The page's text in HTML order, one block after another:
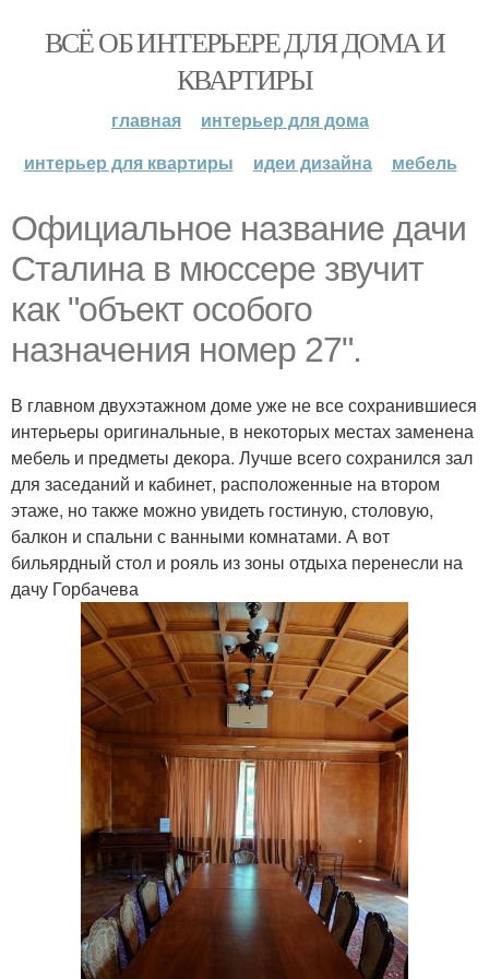
ВСЁ ОБ ИНТЕРЬЕРЕ ДЛЯ ДОМА И
КВАРТИРЫ
главная
интерьер для дома
интерьер для квартиры
идеи дизайна мебель
Официальное название дачи
Сталина в мюссере звучит
как "объект особого
назначения номер 27".
В главном двухэтажном доме уже не все сохранившиеся
интерьеры оригинальные, в некоторых местах заменена
мебель и предметы декора. Лучше всего сохранился зал
для заседаний и кабинет, расположенные на втором
этаже, но также можно увидеть гостиную, столовую,
балкон и спальни с ванными комнатами. А вот
бильярдный стол и рояль из зоны отдыха перенесли на
дачу Горбачева